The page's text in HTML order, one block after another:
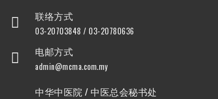
联络方式
03-20703848 / 03-20780636
电邮方式
admin@mcma.com.my
中华中医院 / 中医总会秘书处